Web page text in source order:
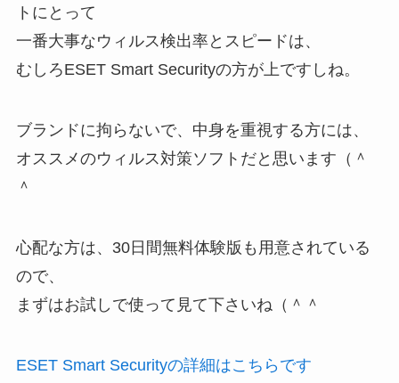
トにとって
一番大事なウィルス検出率とスピードは、
むしろESET Smart Securityの方が上ですしね。
ブランドに拘らないで、中身を重視する方には、
オススメのウィルス対策ソフトだと思います（＾
＾
心配な方は、30日間無料体験版も用意されている
ので、
まずはお試しで使って見て下さいね（＾＾
ESET Smart Securityの詳細はこちらです